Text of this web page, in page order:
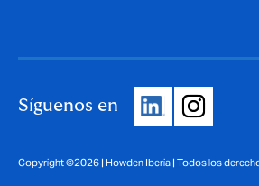
Síguenos en
Copyright ©2026 | Howden Iberia | Todos los